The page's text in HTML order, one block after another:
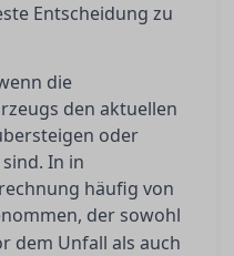
Entscheidung zu
die
den aktuellen
oder
In in
häufig von
der sowohl
dem Unfall als auch